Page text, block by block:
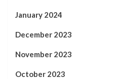
January 2024
December 2023
November 2023
October 2023